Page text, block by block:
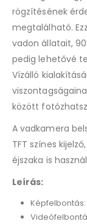
rögzítésének
megtalálható.
vadon állatait,
pedig lehetővé
Vízálló
között
A vadkamera
TFT színes
éjszaka is
Leírás: